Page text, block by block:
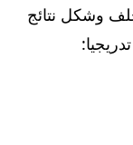
وشكل نتائج